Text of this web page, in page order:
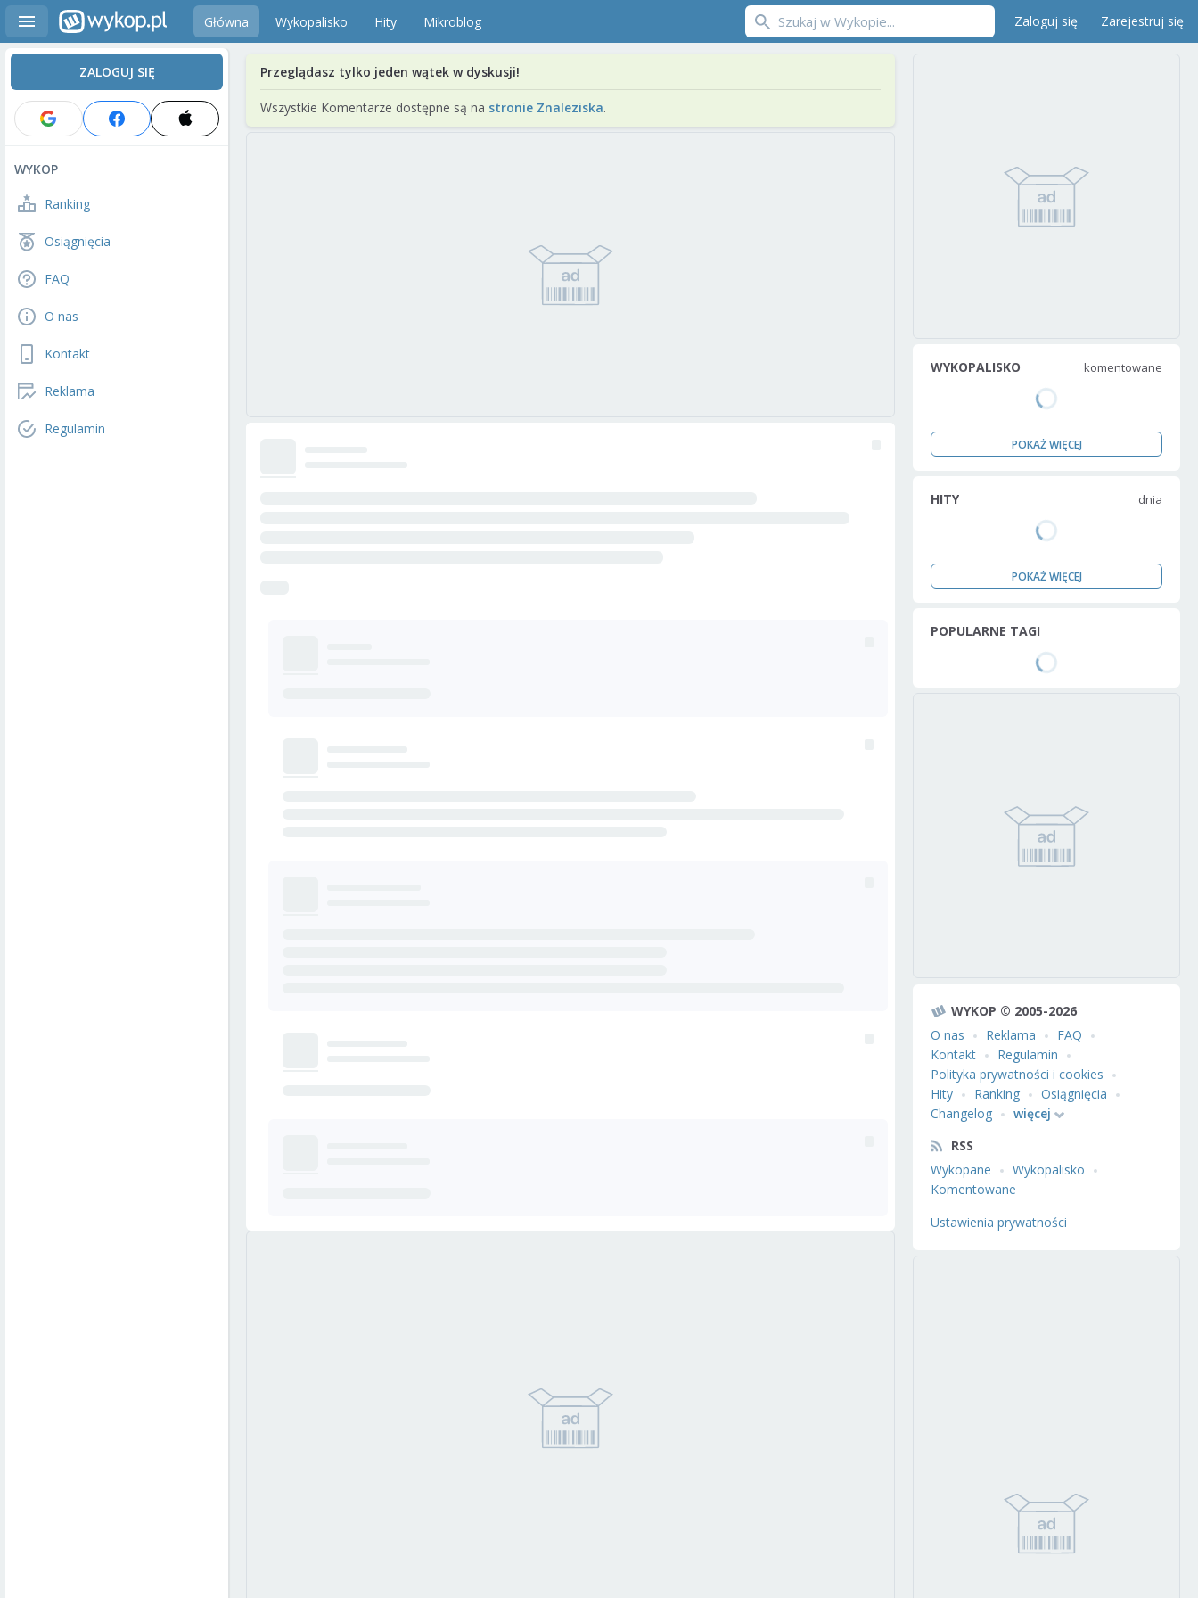
Główna Wykopalisko Hity Mikroblog Zaloguj się Zarejestruj się
ZALOGUJ SIĘ
WYKOP
Ranking
Osiągnięcia
FAQ
O nas
Kontakt
Reklama
Regulamin
Przeglądasz tylko jeden wątek w dyskusji!
Wszystkie Komentarze dostępne są na stronie Znaleziska.
WYKOPALISKO komentowane
POKAŻ WIĘCEJ
HITY dnia
POKAŻ WIĘCEJ
POPULARNE TAGI
WYKOP © 2005-2026
O nas
Reklama
FAQ
Kontakt
Regulamin
Polityka prywatności i cookies
Hity
Ranking
Osiągnięcia
Changelog
więcej
RSS
Wykopane
Wykopalisko
Komentowane
Ustawienia prywatności